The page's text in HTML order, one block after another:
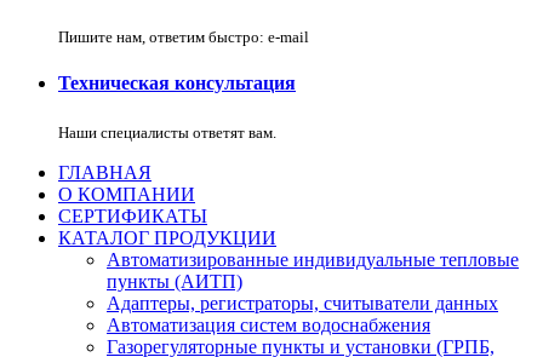
Пишите нам, ответим быстро: e-mail
Техническая консультация
Наши специалисты ответят вам.
ГЛАВНАЯ
О КОМПАНИИ
СЕРТИФИКАТЫ
КАТАЛОГ ПРОДУКЦИИ
Автоматизированные индивидуальные тепловые
пункты (АИТП)
Адаптеры, регистраторы, считыватели данных
Автоматизация систем водоснабжения
Газорегуляторные пункты и установки (ГРПБ,